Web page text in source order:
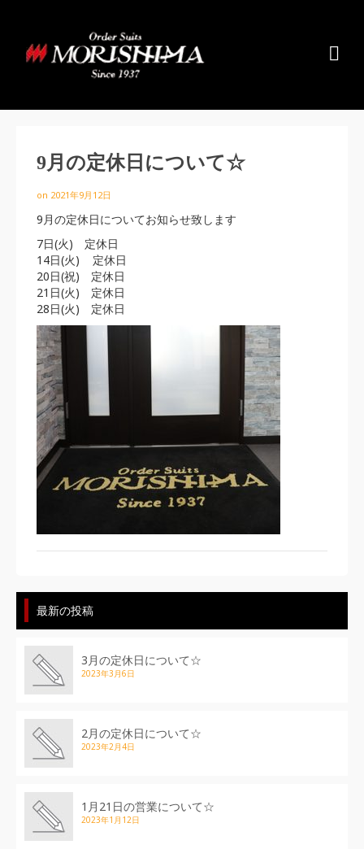
9月の定休日について☆
on 2021年9月12日
9月の定休日についてお知らせ致します
7日(火) 定休日
14日(火) 定休日
20日(祝) 定休日
21日(火) 定休日
28日(火) 定休日
最新の投稿
3月の定休日について☆
2023年3月6日
2月の定休日について☆
2023年2月4日
1月21日の営業について☆
2023年1月12日